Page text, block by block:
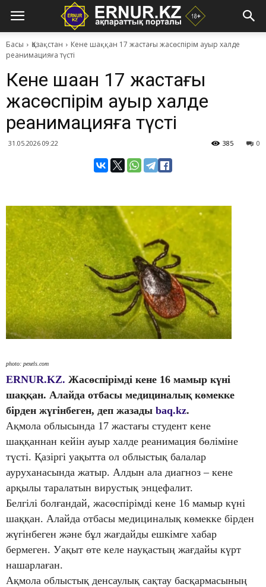
Басы Қазақстан
Кене шаққан 17 жастағы жасөспірім ауыр халде
реанимацияға түсті
Кене шаққан 17 жастағы
жасөспірім ауыр халде
реанимацияға түсті
31.05.2026 09:22 0
385
photo: pexels.com
ERNUR.KZ. Жасөспірімді кене 16 мамыр күні
шаққан. Алайда отбасы медициналық көмекке
бірден жүгінбеген, деп жазады baq.kz.
Ақмола облысында 17 жастағы студент кене
шаққаннан кейін ауыр халде реанимация бөліміне
түсті. Қазіргі уақытта ол облыстық балалар
ауруханасында жатыр. Алдын ала диагноз – кене
арқылы таралатын вирустық энцефалит.
Белгілі болғандай, жасөспірімді кене 16 мамыр күні
шаққан. Алайда отбасы медициналық көмекке бірден
жүгінбеген және бұл жағдайды ешкімге хабар
бермеген. Уақыт өте келе науқастың жағдайы күрт
нашарлаған.
Ақмола облыстық денсаулық сақтау басқармасының